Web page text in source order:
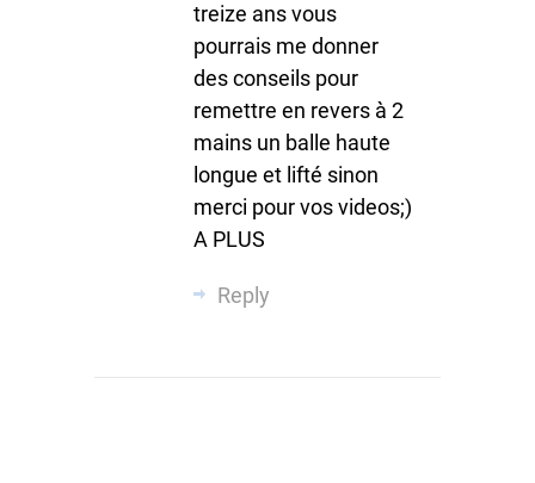
treize ans vous
pourrais me donner
des conseils pour
remettre en revers à 2
mains un balle haute
longue et lifté sinon
merci pour vos videos;)
A PLUS
Reply